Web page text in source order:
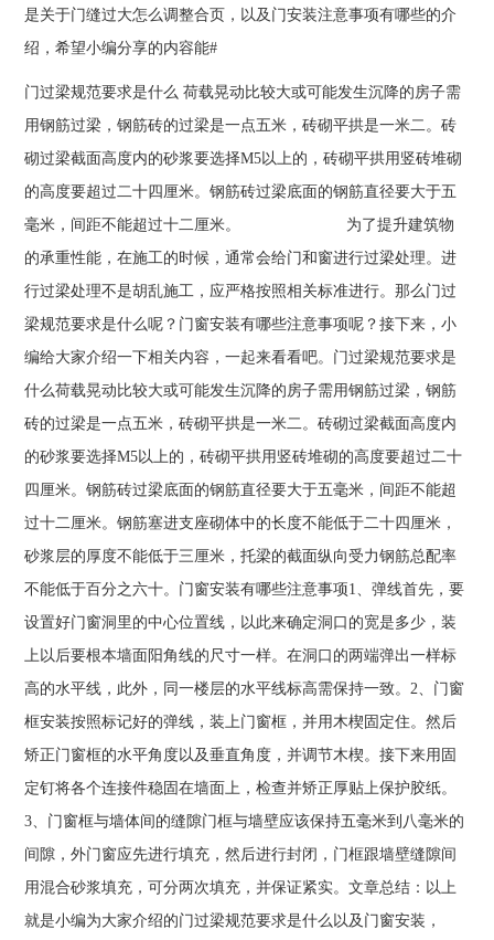
是关于门缝过大怎么调整合页，以及门安装注意事项有哪些的介
绍，希望小编分享的内容能#
门过梁规范要求是什么 荷载晃动比较大或可能发生沉降的房子需
用钢筋过梁，钢筋砖的过梁是一点五米，砖砌平拱是一米二。砖
砌过梁截面高度内的砂浆要选择M5以上的，砖砌平拱用竖砖堆砌
的高度要超过二十四厘米。钢筋砖过梁底面的钢筋直径要大于五
毫米，间距不能超过十二厘米。 为了提升建筑物
的承重性能，在施工的时候，通常会给门和窗进行过梁处理。进
行过梁处理不是胡乱施工，应严格按照相关标准进行。那么门过
梁规范要求是什么呢？门窗安装有哪些注意事项呢？接下来，小
编给大家介绍一下相关内容，一起来看看吧。门过梁规范要求是
什么荷载晃动比较大或可能发生沉降的房子需用钢筋过梁，钢筋
砖的过梁是一点五米，砖砌平拱是一米二。砖砌过梁截面高度内
的砂浆要选择M5以上的，砖砌平拱用竖砖堆砌的高度要超过二十
四厘米。钢筋砖过梁底面的钢筋直径要大于五毫米，间距不能超
过十二厘米。钢筋塞进支座砌体中的长度不能低于二十四厘米，
砂浆层的厚度不能低于三厘米，托梁的截面纵向受力钢筋总配率
不能低于百分之六十。门窗安装有哪些注意事项1、弹线首先，要
设置好门窗洞里的中心位置线，以此来确定洞口的宽是多少，装
上以后要根本墙面阳角线的尺寸一样。在洞口的两端弹出一样标
高的水平线，此外，同一楼层的水平线标高需保持一致。2、门窗
框安装按照标记好的弹线，装上门窗框，并用木楔固定住。然后
矫正门窗框的水平角度以及垂直角度，并调节木楔。接下来用固
定钉将各个连接件稳固在墙面上，检查并矫正厚贴上保护胶纸。
3、门窗框与墙体间的缝隙门框与墙壁应该保持五毫米到八毫米的
间隙，外门窗应先进行填充，然后进行封闭，门框跟墙壁缝隙间
用混合砂浆填充，可分两次填充，并保证紧实。文章总结：以上
就是小编为大家介绍的门过梁规范要求是什么以及门窗安装，